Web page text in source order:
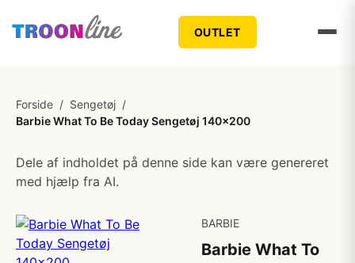
OUTLET
Forside / Sengetøj /
Barbie What To Be Today Sengetøj 140x200
Dele af indholdet på denne side kan være genereret
med hjælp fra AI.
BARBIE
Barbie What To